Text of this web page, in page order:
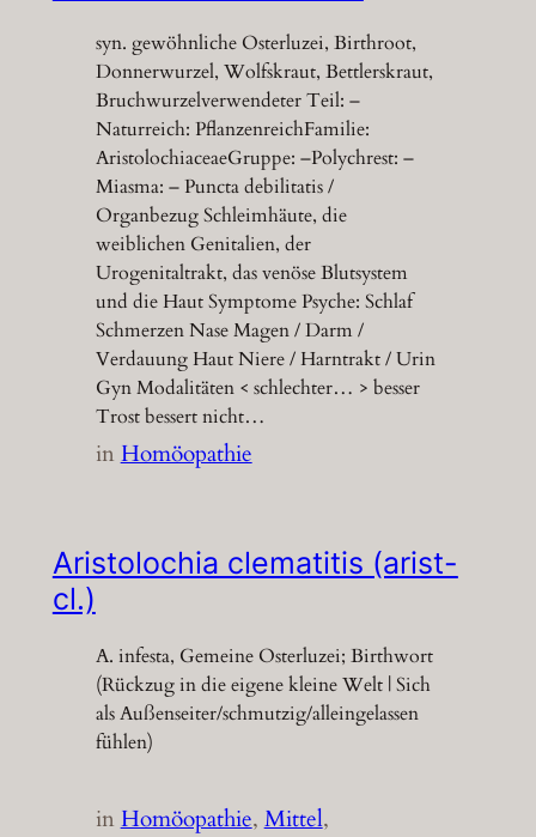
syn. gewöhnliche Osterluzei, Birthroot,
Donnerwurzel, Wolfskraut, Bettlerskraut,
Bruchwurzelverwendeter Teil: –
Naturreich: PflanzenreichFamilie:
AristolochiaceaeGruppe: –Polychrest: –
Miasma: – Puncta debilitatis /
Organbezug Schleimhäute, die
weiblichen Genitalien, der
Urogenitaltrakt, das venöse Blutsystem
und die Haut Symptome Psyche: Schlaf
Schmerzen Nase Magen / Darm /
Verdauung Haut Niere / Harntrakt / Urin
Gyn Modalitäten < schlechter… > besser
Trost bessert nicht…
inHomöopathie
Aristolochia clematitis (arist-
cl.)
A. infesta, Gemeine Osterluzei; Birthwort
(Rückzug in die eigene kleine Welt | Sich
als Außenseiter/schmutzig/alleingelassen
fühlen)
inHomöopathie, Mittel